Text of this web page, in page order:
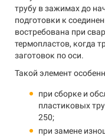
трубу в зажимах до
подготовки к
востребована при
термопластов, когда
заготовок по оси.
Такой элемент
при сборке и
пластиковых
250;
при замене